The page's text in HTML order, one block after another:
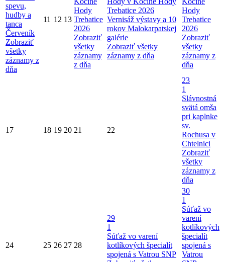
spevu,
hudby a
tanca
Červeník
Zobraziť
všetky
záznamy z
dňa
11 12 13
Hody
Trebatice
2026
Zobraziť
všetky
záznamy
z dňa
Trebatice 2026
Vernisáž výstavy a 10
rokov Malokarpatskej
galérie
Zobraziť všetky
záznamy z dňa
Hody
Trebatice
2026
Zobraziť
všetky
záznamy z
dňa
17 18 19 20 21 22
23
1
Slávnostná
svätá omša
pri kaplnke
sv.
Rochusa v
Chtelnici
Zobraziť
všetky
záznamy z
dňa
24 25 26 27 28
29
1
Súťaž vo varení
kotlíkových špecialít
spojená s Vatrou SNP
30
1
Súťaž vo
varení
kotlíkových
špecialít
spojená s
Vatrou